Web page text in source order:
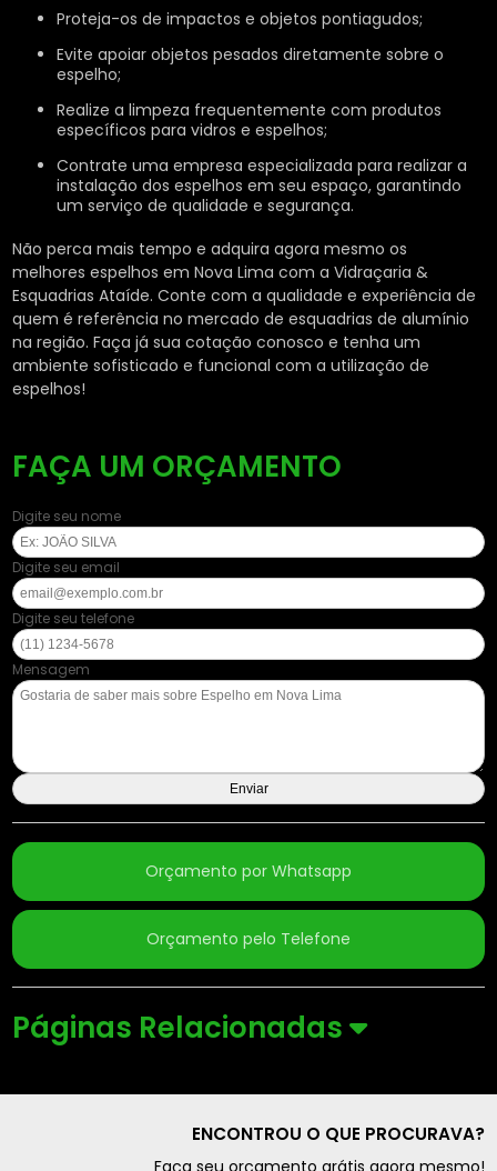
Proteja-os de impactos e objetos pontiagudos;
Evite apoiar objetos pesados diretamente sobre o
espelho;
Realize a limpeza frequentemente com produtos
específicos para vidros e espelhos;
Contrate uma empresa especializada para realizar a
instalação dos espelhos em seu espaço, garantindo
um serviço de qualidade e segurança.
Não perca mais tempo e adquira agora mesmo os
melhores espelhos em Nova Lima com a Vidraçaria &
Esquadrias Ataíde. Conte com a qualidade e experiência de
quem é referência no mercado de esquadrias de alumínio
na região. Faça já sua cotação conosco e tenha um
ambiente sofisticado e funcional com a utilização de
espelhos!
FAÇA UM ORÇAMENTO
Digite seu nome
Digite seu email
Digite seu telefone
Mensagem
Orçamento por Whatsapp
Orçamento pelo Telefone
Páginas Relacionadas
ENCONTROU O QUE PROCURAVA?
Faça seu orçamento grátis agora mesmo!